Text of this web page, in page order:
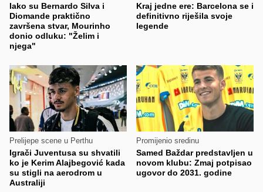
Iako su Bernardo Silva i
Diomande praktično
završena stvar, Mourinho
donio odluku: "Želim i
njega"
Kraj jedne ere: Barcelona se i
definitivno riješila svoje
legende
Prelijepe scene u Perthu
Igrači Juventusa su shvatili
ko je Kerim Alajbegović kada
su stigli na aerodrom u
Australiji
Promijenio sredinu
Samed Baždar predstavljen u
novom klubu: Zmaj potpisao
ugovor do 2031. godine